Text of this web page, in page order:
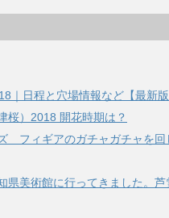
｜日程と穴場情報など【最新版
桜）2018 開花時期は？
フィギアのガチャガチャを回
県美術館に行ってきました。芦